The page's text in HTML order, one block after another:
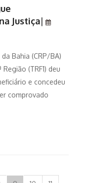
Justiça|
Bahia (CRP/BA)
(TRF1) deu
e concedeu
comprovado